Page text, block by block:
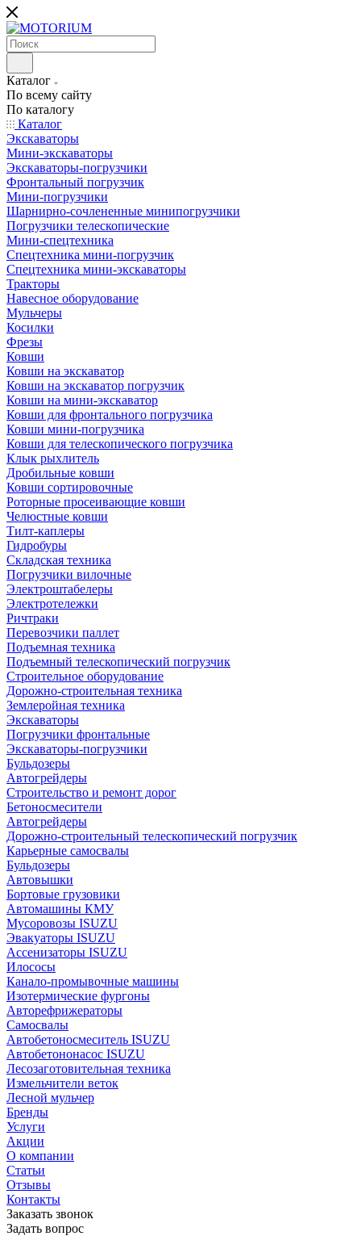
Каталог
По всему сайту
По каталогу
Каталог
Экскаваторы
Мини-экскаваторы
Экскаваторы-погрузчики
Фронтальный погрузчик
Мини-погрузчики
Шарнирно-сочлененные минипогрузчики
Погрузчики телескопические
Мини-спецтехника
Спецтехника мини-погрузчик
Спецтехника мини-экскаваторы
Тракторы
Навесное оборудование
Мульчеры
Косилки
Фрезы
Ковши
Ковши на экскаватор
Ковши на экскаватор погрузчик
Ковши на мини-экскаватор
Ковши для фронтального погрузчика
Ковши мини-погрузчика
Ковши для телескопического погрузчика
Клык рыхлитель
Дробильные ковши
Ковши сортировочные
Роторные просеивающие ковши
Челюстные ковши
Тилт-каплеры
Гидробуры
Складская техника
Погрузчики вилочные
Электроштабелеры
Электротележки
Ричтраки
Перевозчики паллет
Подъемная техника
Подъемный телескопический погрузчик
Строительное оборудование
Дорожно-строительная техника
Землеройная техника
Экскаваторы
Погрузчики фронтальные
Экскаваторы-погрузчики
Бульдозеры
Автогрейдеры
Строительство и ремонт дорог
Бетоносмесители
Автогрейдеры
Дорожно-строительный телескопический погрузчик
Карьерные самосвалы
Бульдозеры
Автовышки
Бортовые грузовики
Автомашины КМУ
Мусоровозы ISUZU
Эвакуаторы ISUZU
Ассенизаторы ISUZU
Илососы
Канало-промывочные машины
Изотермические фургоны
Авторефрижераторы
Самосвалы
Автобетоносмеситель ISUZU
Автобетононасос ISUZU
Лесозаготовительная техника
Измельчители веток
Лесной мульчер
Бренды
Услуги
Акции
О компании
Статьи
Отзывы
Контакты
Заказать звонок
Задать вопрос